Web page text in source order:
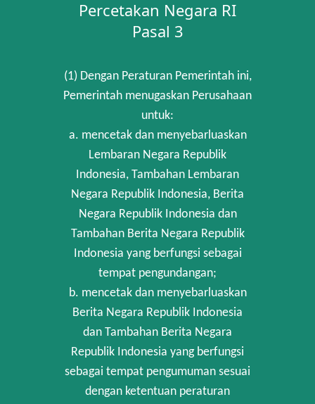
Percetakan Negara RI
Pasal 3
(1) Dengan Peraturan Pemerintah ini,
Pemerintah menugaskan Perusahaan
untuk:
a. mencetak dan menyebarluaskan
Lembaran Negara Republik
Indonesia, Tambahan Lembaran
Negara Republik Indonesia, Berita
Negara Republik Indonesia dan
Tambahan Berita Negara Republik
Indonesia yang berfungsi sebagai
tempat pengundangan;
b. mencetak dan menyebarluaskan
Berita Negara Republik Indonesia
dan Tambahan Berita Negara
Republik Indonesia yang berfungsi
sebagai tempat pengumuman sesuai
dengan ketentuan peraturan